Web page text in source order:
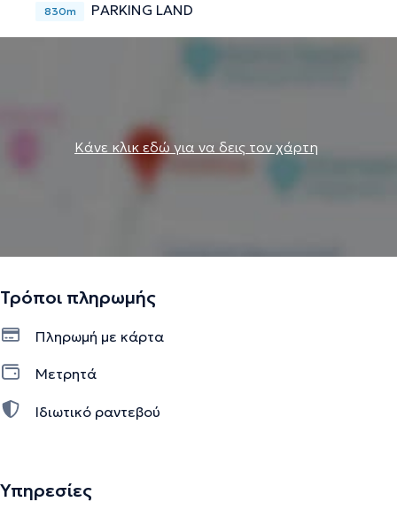
830m PARKING LAND
Κάνε κλικ εδώ για να δεις τον χάρτη
Τρόποι πληρωμής
Πληρωμή με κάρτα
Μετρητά
Ιδιωτικό ραντεβού
Υπηρεσίες